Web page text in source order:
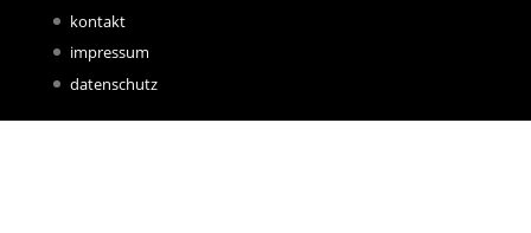
kontakt
impressum
datenschutz